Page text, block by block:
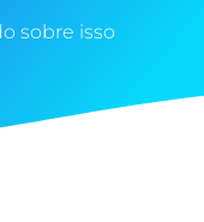
sobre isso